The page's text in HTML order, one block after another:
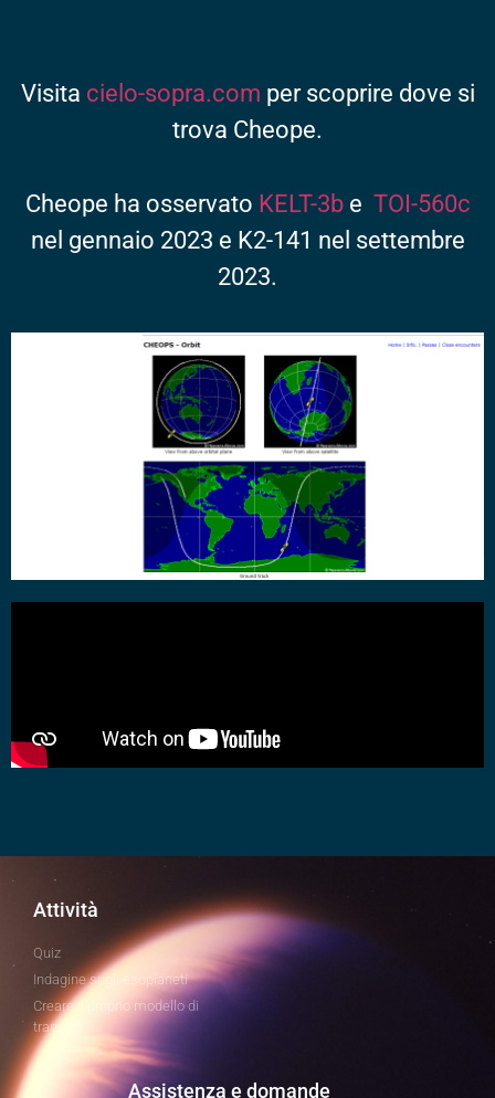
Visita cielo-sopra.com per scoprire dove si
trova Cheope.
Cheope ha osservato KELT-3be TOI-560c
nel gennaio 2023 e K2-141 nel settembre
2023.
Attività
Quiz
Indagine sugli esopianeti
Creare il proprio modello di
transito
Assistenza e domande